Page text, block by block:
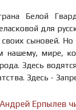
Белой
для
сыновей.
мире,
Здесь
Здесь -
Ерпылев